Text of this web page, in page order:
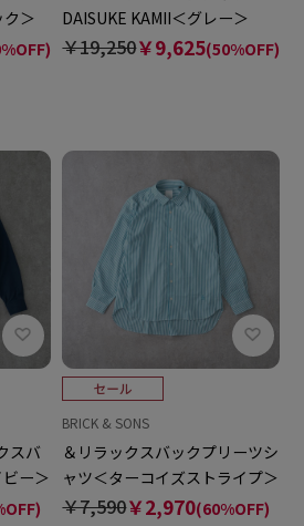
ク＞
DAISUKE KAMII＜グレー＞
￥19,250￥9,625(50%OFF)
スバ
ー＞
BRICK & SONS
＆リラックスバックプリーツシ
ャツ＜ターコイズストライプ＞
￥7,590￥2,970(60%OFF)